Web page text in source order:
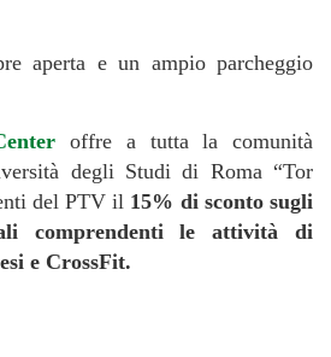
aperta e un ampio parcheggio
offre a tutta la comunità
degli Studi di Roma “Tor
del PTV il 15% di sconto sugli
comprendenti le attività di
e CrossFit.